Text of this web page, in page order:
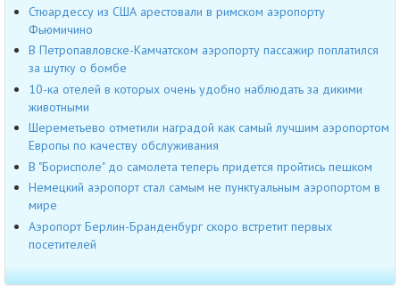
Стюардессу из США арестовали в римском аэропорту
Фьюмичино
В Петропавловске-Камчатском аэропорту пассажир поплатился
за шутку о бомбе
10-ка отелей в которых очень удобно наблюдать за дикими
животными
Шереметьево отметили наградой как самый лучшим аэропортом
Европы по качеству обслуживания
В "Борисполе" до самолета теперь придется пройтись пешком
Немецкий аэропорт стал самым не пунктуальным аэропортом в
мире
Аэропорт Берлин-Бранденбург скоро встретит первых
посетителей